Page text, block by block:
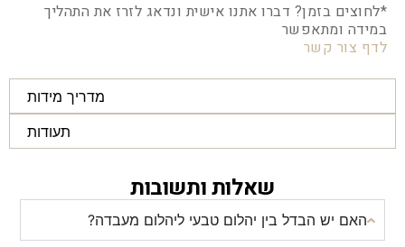
שאלות ותשובות
האם יש הבדל בין יהלום טבעי ליהלום מעבדה?
מדריך מידות
תעודות
*לחוצים בזמן? דברו אתנו אישית ונדאג לזרז את התהליך
במידה ומתאפשר
לדף צור קשר